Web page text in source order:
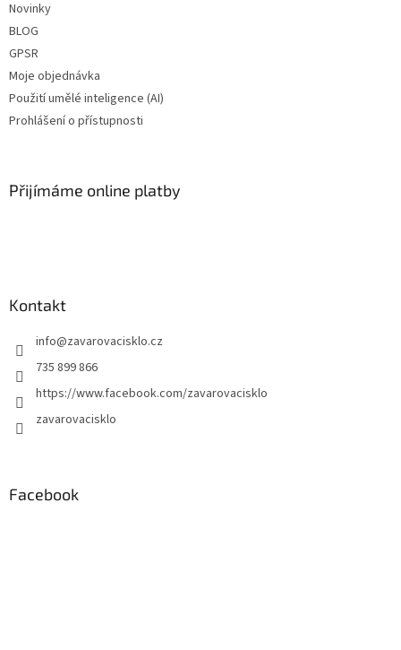
Novinky
BLOG
GPSR
Moje objednávka
Použití umělé inteligence (AI)
Prohlášení o přístupnosti
Přijímáme online platby
Kontakt
info@zavarovacisklo.cz
735 899 866
https://www.facebook.com/zavarovacisklo
zavarovacisklo
Facebook